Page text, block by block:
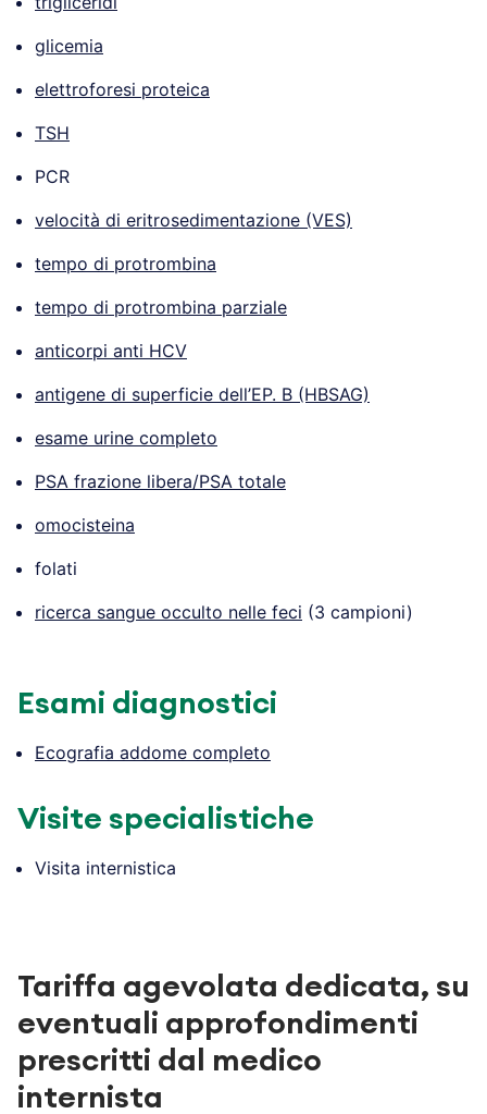
glicemia
elettroforesi proteica
TSH
PCR
velocità di eritrosedimentazione (VES)
tempo di protrombina
tempo di protrombina parziale
anticorpi anti HCV
antigene di superficie dell’EP. B (HBSAG)
esame urine completo
PSA frazione libera/PSA totale
omocisteina
folati
ricerca sangue occulto nelle feci (3 campioni)
Esami diagnostici
Ecografia addome completo
Visite specialistiche
Visita internistica
Tariffa agevolata dedicata, su
eventuali approfondimenti
prescritti dal medico
internista